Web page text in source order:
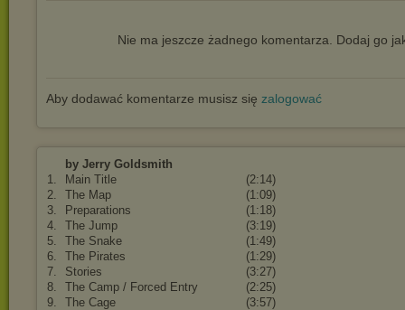
Nie ma jeszcze żadnego komentarza. Dodaj go
Aby dodawać komentarze musisz się zalogować
by Jerry Goldsmith
1.
Main Title
(2:14)
2.
The Map
(1:09)
3.
Preparations
(1:18)
4.
The Jump
(3:19)
5.
The Snake
(1:49)
6.
The Pirates
(1:29)
7.
Stories
(3:27)
8.
The Camp / Forced Entry
(2:25)
9.
The Cage
(3:57)